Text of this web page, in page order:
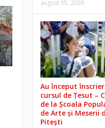
august 05, 2026
Au început
cursul de Țesut –
de la Școala
de Arte și Meserii
Pitești